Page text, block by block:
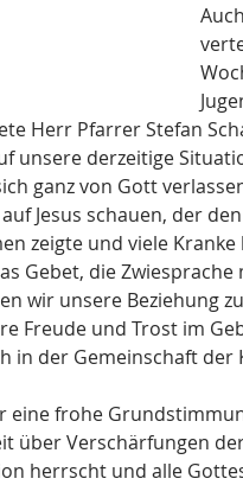
Herr Pfarrer Stefan
unsere derzeitige
ganz von Gott
Jesus schauen, der
zeigte und viele
Gebet, die
wir unsere Beziehung
Freude und Trost im
in der Gemeinschaft der
eine frohe
über Verschärfungen
herrscht und alle